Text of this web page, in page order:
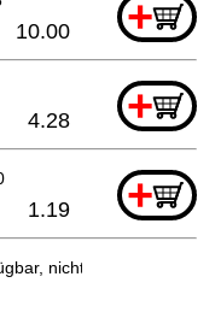
+
10.00
+
4.28
+
1.19
nicht bestellbar